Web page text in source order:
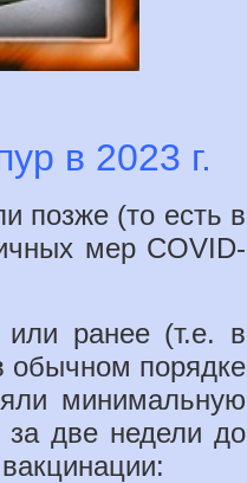
в 2023 г.
позже (то есть в
мер COVID-
или ранее (т.е. в
обычном порядке
минимальную
две недели до